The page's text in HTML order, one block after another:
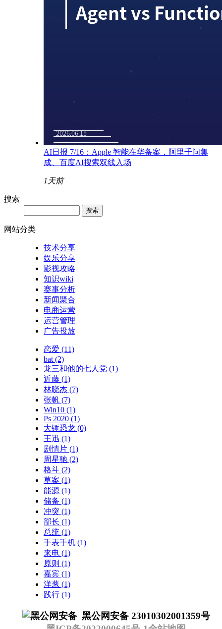
AI日报 7/16：Apple 智能在华备案，阿里千问集
成、百度AI搜索双线入场
1天前
搜索
网站分类
技术分享
娱乐分享
影视攻略
知识wiki
赛事分析
新闻聚合
电商运营
运营管理
广告投放
恋爱 (11)
bat (2)
龙三和他的七人党 (1)
近藤 (1)
林晓杰 (7)
张帆 (7)
Win10 (1)
Ps 2020 (1)
大锤恐龙 (0)
王迅 (1)
剧情片 (1)
周星驰 (2)
格斗 (2)
草案 (1)
能源 (1)
储备 (1)
冲突 (1)
部长 (1)
总统 (1)
手表手机 (1)
来电 (1)
原则 (1)
嘉宾 (1)
洋葱 (1)
践行 (1)
黑公网安备 23010302001359号